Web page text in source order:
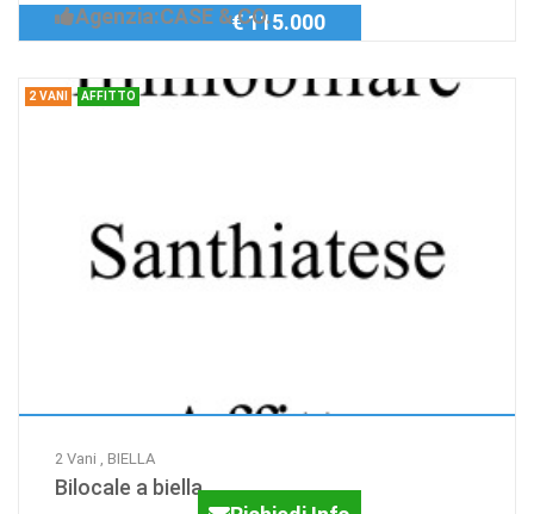
Agenzia:CASE & CO.€ 115.000
2 VANI AFFITTO
2 Vani , BIELLA
Bilocale a biella